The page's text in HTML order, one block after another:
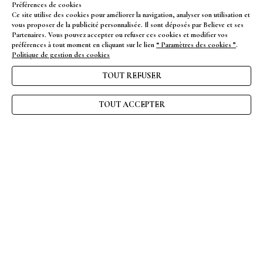
NEWSLETTER
ENVOYER
CGV
Préférences de cookies
Ce site utilise des cookies pour améliorer la navigation, analyser son utilisation et
vous proposer de la publicité personnalisée. Il sont déposés par Believe et ses
Partenaires. Vous pouvez accepter ou refuser ces cookies et modifier vos
préférences à tout moment en cliquant sur le lien “ Paramètres des cookies ”.
Politique de gestion des cookies
TOUT REFUSER
TOUT ACCEPTER